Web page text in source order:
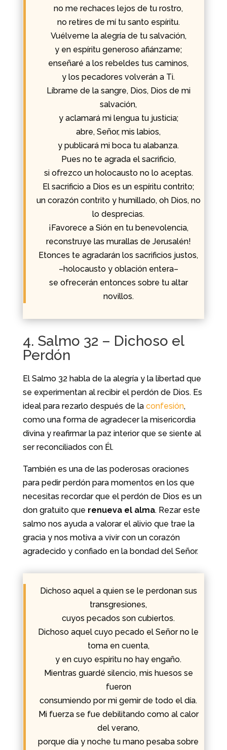
no me rechaces lejos de tu rostro,
no retires de mí tu santo espíritu.
Vuélveme la alegría de tu salvación,
y en espíritu generoso afiánzame;
enseñaré a los rebeldes tus caminos,
y los pecadores volverán a Ti.
Líbrame de la sangre, Dios, Dios de mi
salvación,
y aclamará mi lengua tu justicia;
abre, Señor, mis labios,
y publicará mi boca tu alabanza.
Pues no te agrada el sacrificio,
si ofrezco un holocausto no lo aceptas.
El sacrificio a Dios es un espíritu contrito;
un corazón contrito y humillado, oh Dios, no
lo desprecias.
¡Favorece a Sión en tu benevolencia,
reconstruye las murallas de Jerusalén!
Etonces te agradarán los sacrificios justos,
–holocausto y oblación entera–
se ofrecerán entonces sobre tu altar
novillos.
4. Salmo 32 – Dichoso el
Perdón
El Salmo 32 habla de la alegría y la libertad que
se experimentan al recibir el perdón de Dios. Es
ideal para rezarlo después de la confesión,
como una forma de agradecer la misericordia
divina y reafirmar la paz interior que se siente al
ser reconciliados con Él.
También es una de las poderosas oraciones
para pedir perdón para momentos en los que
necesitas recordar que el perdón de Dios es un
don gratuito que renueva el alma. Rezar este
salmo nos ayuda a valorar el alivio que trae la
gracia y nos motiva a vivir con un corazón
agradecido y confiado en la bondad del Señor.
Dichoso aquel a quien se le perdonan sus
transgresiones,
cuyos pecados son cubiertos.
Dichoso aquel cuyo pecado el Señor no le
toma en cuenta,
y en cuyo espíritu no hay engaño.
Mientras guardé silencio, mis huesos se
fueron
consumiendo por mi gemir de todo el día.
Mi fuerza se fue debilitando como al calor
del verano,
porque día y noche tu mano pesaba sobre